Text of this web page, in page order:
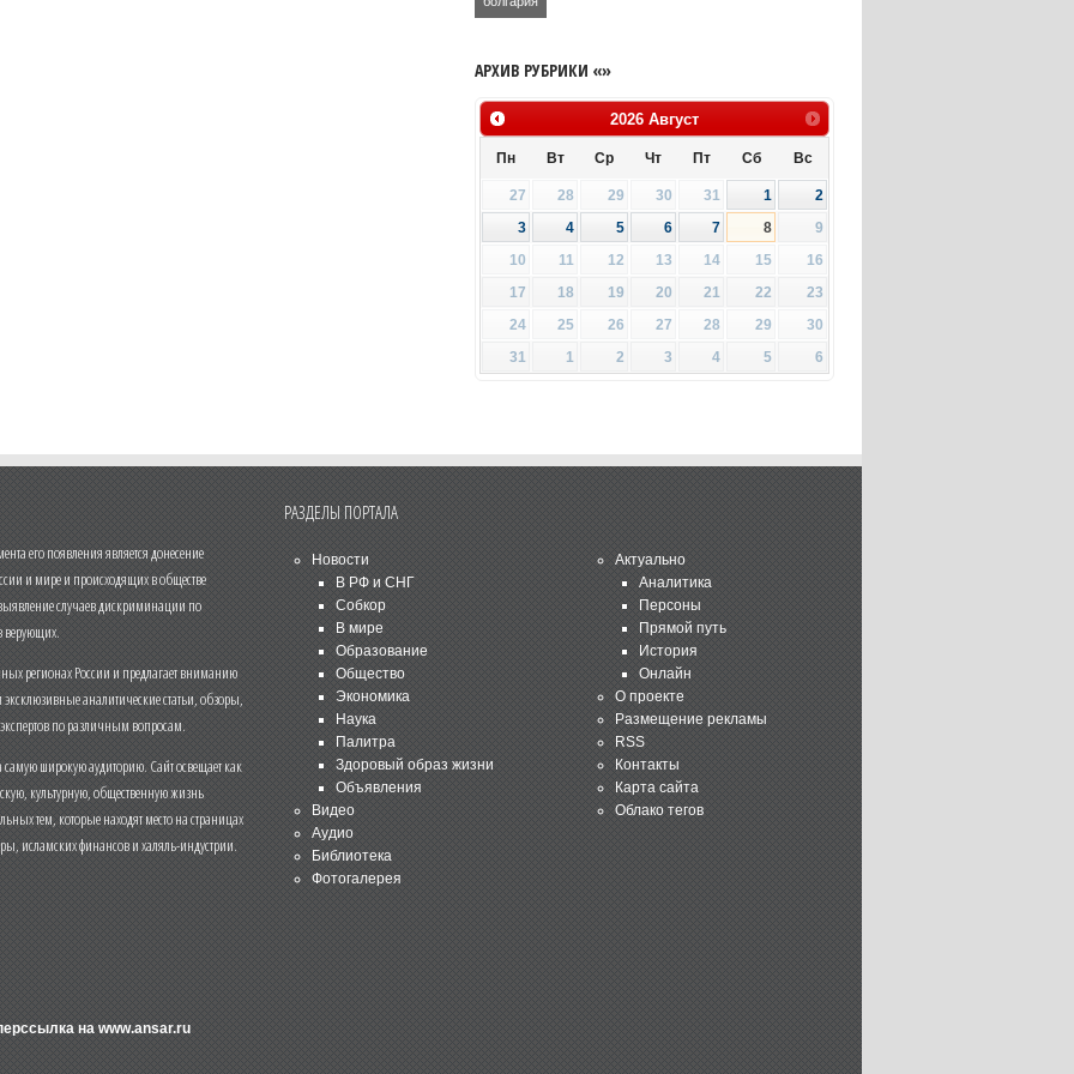
АРХИВ РУБРИКИ «»
2026 Август
Пн Вт Ср Чт Пт Сб Вс
27 28 29 30 31 1
2
3
4 5 6 7 8
9
10
11 12 13 14 15
16
17
18 19 20 21 22
23
24
25 26 27 28 29
30
31
1 2 3 4 5 6
его появления является донесение
и мире и происходящих в обществе
случаев дискриминации по
регионах России и предлагает вниманию
аналитические статьи, обзоры,
по различным вопросам.
широкую аудиторию. Сайт освещает как
культурную, общественную жизнь
тем, которые находят место на страницах
исламских финансов и халяль-индустрии.
на www.ansar.ru
РАЗДЕЛЫ ПОРТАЛА
Новости
В РФ и СНГ
Собкор
В мире
Образование
Общество
Экономика
Наука
Палитра
Здоровый образ жизни
Объявления
Видео
Аудио
Библиотека
Фотогалерея
Актуально
Аналитика
Персоны
Прямой путь
История
Онлайн
О проекте
Размещение рекламы
RSS
Контакты
Карта сайта
Облако тегов